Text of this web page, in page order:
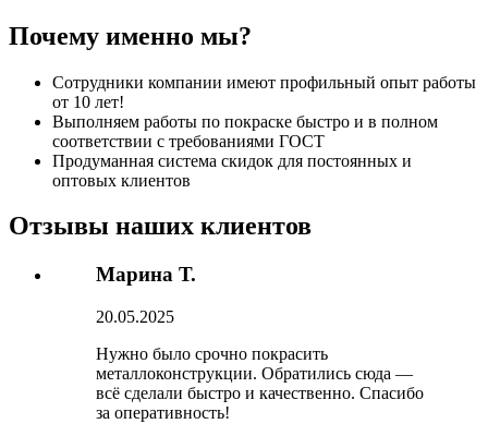
Почему именно мы?
Сотрудники компании имеют профильный опыт работы
от 10 лет!
Выполняем работы по покраске быстро и в полном
соответствии с требованиями ГОСТ
Продуманная система скидок для постоянных и
оптовых клиентов
Отзывы наших клиентов
Марина Т.
20.05.2025
Нужно было срочно покрасить
металлоконструкции. Обратились сюда —
всё сделали быстро и качественно. Спасибо
за оперативность!